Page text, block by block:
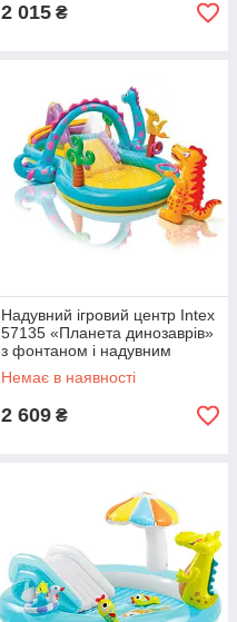
2 015 ₴
Надувний ігровий центр Intex
57135 «Планета динозаврів»
з фонтаном і надувним
кільцем», 333х229х112см,
280л, 8,1 кг, від 3 років
Немає в наявності
2 609 ₴